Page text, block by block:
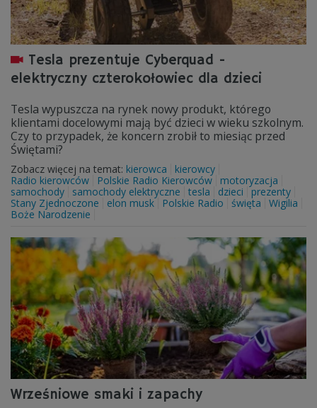
Tesla prezentuje Cyberquad -
elektryczny czterokołowiec dla dzieci
Tesla wypuszcza na rynek nowy produkt, którego
klientami docelowymi mają być dzieci w wieku szkolnym.
Czy to przypadek, że koncern zrobił to miesiąc przed
Świętami?
Zobacz więcej na temat: kierowca
kierowcy
Radio kierowców
Polskie Radio Kierowców
motoryzacja
samochody
samochody elektryczne tesla dzieci
prezenty
Stany Zjednoczone
elon musk Polskie Radio święta
Wigilia
Boże Narodzenie
Wrześniowe smaki i zapachy